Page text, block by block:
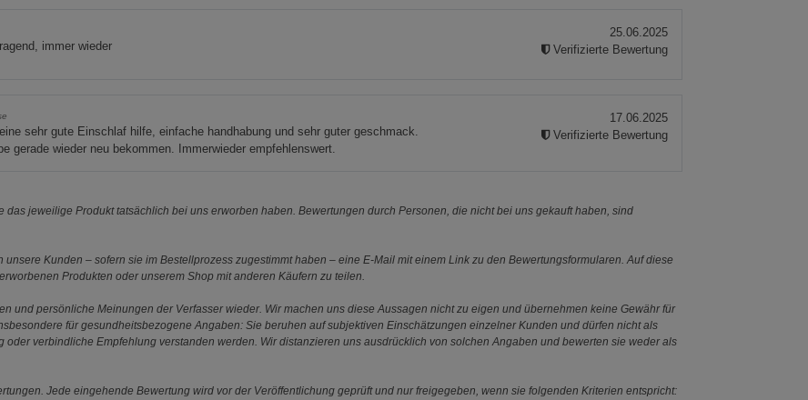
immer wieder
25.06.2025
Verifizierte Bewertung
sehr gute Einschlaf hilfe, einfache handhabung und sehr guter geschmack.
gerade wieder neu bekommen. Immerwieder empfehlenswert.
17.06.2025
Verifizierte Bewertung
jeweilige Produkt tatsächlich bei uns erworben haben. Bewertungen durch Personen, die nicht bei uns gekauft haben, sind
Kunden – sofern sie im Bestellprozess zugestimmt haben – eine E-Mail mit einem Link zu den Bewertungsformularen. Auf diese
Produkten oder unserem Shop mit anderen Käufern zu teilen.
und persönliche Meinungen der Verfasser wieder. Wir machen uns diese Aussagen nicht zu eigen und übernehmen keine Gewähr für
für gesundheitsbezogene Angaben: Sie beruhen auf subjektiven Einschätzungen einzelner Kunden und dürfen nicht als
verbindliche Empfehlung verstanden werden. Wir distanzieren uns ausdrücklich von solchen Angaben und bewerten sie weder als
Jede eingehende Bewertung wird vor der Veröffentlichung geprüft und nur freigegeben, wenn sie folgenden Kriterien entspricht: